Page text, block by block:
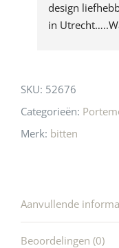
design
in
SKU: 52676
Categorieën:
Merk: bitten
Aanvullende
Beoordelingen (0)